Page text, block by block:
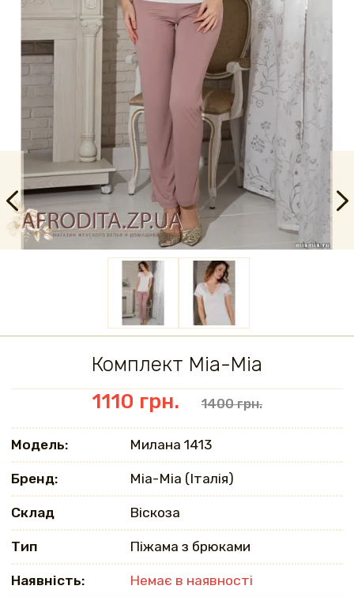
Комплект Mia-Mia
1110 грн.
1400 грн.
Модель: Милана 1413
Бренд: Mia-Mia (Італія)
Склад Віскоза
Тип Піжама з брюками
Наявність: Немає в наявності